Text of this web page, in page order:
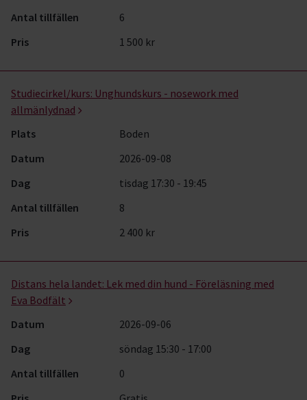
Antal tillfällen
6
Pris
1 500 kr
Studiecirkel/kurs: Unghundskurs - nosework med
allmänlydnad
Plats
Boden
Datum
2026-09-08
Dag
tisdag 17:30 - 19:45
Antal tillfällen
8
Pris
2 400 kr
Distans hela landet: Lek med din hund - Föreläsning med
Eva Bodfält
Datum
2026-09-06
Dag
söndag 15:30 - 17:00
Antal tillfällen
0